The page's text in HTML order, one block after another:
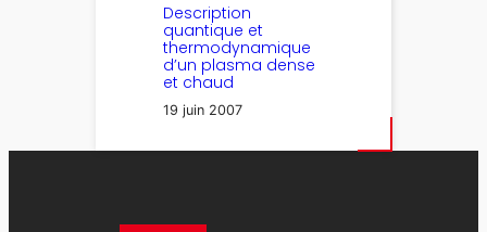
Description
quantique et
thermodynamique
d’un plasma dense
et chaud
19 juin 2007